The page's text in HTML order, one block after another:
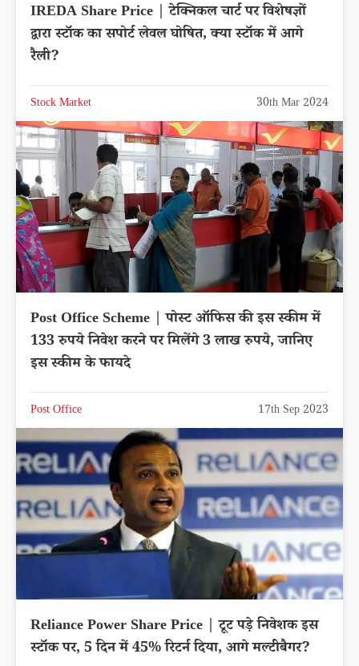
IREDA Share Price | टेक्निकल चार्ट पर विशेषज्ञों
द्वारा स्टॉक का सपोर्ट लेवल घोषित, क्या स्टॉक में आगे
रैली?
Stock Market 30th Mar 2024
Post Office Scheme | पोस्ट ऑफिस की इस स्कीम में
133 रुपये निवेश करने पर मिलेंगे 3 लाख रुपये, जानिए
इस स्कीम के फायदे
Post Office 17th Sep 2023
Reliance Power Share Price | टूट पड़े निवेशक इस
स्टॉक पर, 5 दिन में 45% रिटर्न दिया, आगे मल्टीबैगर?